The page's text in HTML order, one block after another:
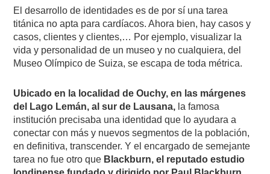
El desarrollo de identidades es de por sí una tarea
titánica no apta para cardíacos. Ahora bien, hay casos y
casos, clientes y clientes,… Por ejemplo, visualizar la
vida y personalidad de un museo y no cualquiera, del
Museo Olímpico de Suiza, se escapa de toda métrica.
Ubicado en la localidad de Ouchy, en las márgenes
del Lago Lemán, al sur de Lausana, la famosa
institución precisaba una identidad que lo ayudara a
conectar con más y nuevos segmentos de la población,
en definitiva, transcender. Y el encargado de semejante
tarea no fue otro que Blackburn, el reputado estudio